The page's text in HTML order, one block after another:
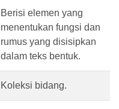
Berisi elemen yang
menentukan fungsi dan
rumus yang disisipkan
dalam teks bentuk.
Koleksi bidang.